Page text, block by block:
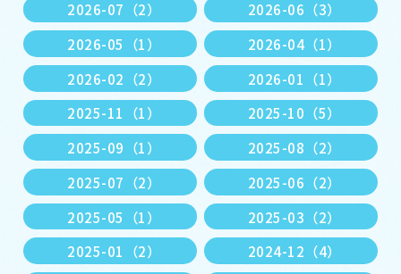
2026-07（2）
2026-06（3）
2026-05（1）
2026-04（1）
2026-02（2）
2026-01（1）
2025-11（1）
2025-10（5）
2025-09（1）
2025-08（2）
2025-07（2）
2025-06（2）
2025-05（1）
2025-03（2）
2025-01（2）
2024-12（4）